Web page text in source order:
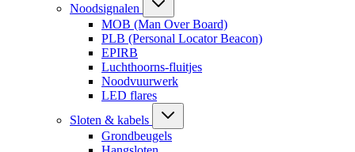
Noodsignalen
MOB (Man Over Board)
PLB (Personal Locator Beacon)
EPIRB
Luchthoorns-fluitjes
Noodvuurwerk
LED flares
Sloten & kabels
Grondbeugels